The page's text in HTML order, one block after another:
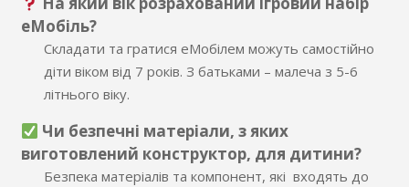
еМобіль?
Складати та гратися еМобілем можуть самостійно
діти віком від 7 років. З батьками – малеча з 5-6
літнього віку.
Чи безпечні матеріали, з яких
виготовлений конструктор, для дитини?
Безпека матеріалів та компонент, які входять до